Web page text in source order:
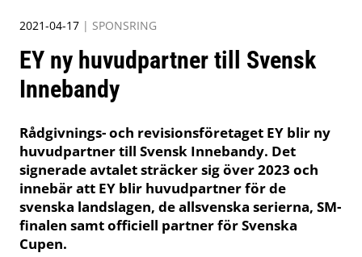
2021-04-17 | SPONSRING
EY ny huvudpartner till Svensk
Innebandy
Rådgivnings- och revisionsföretaget EY blir ny
huvudpartner till Svensk Innebandy. Det
signerade avtalet sträcker sig över 2023 och
innebär att EY blir huvudpartner för de
svenska landslagen, de allsvenska serierna, SM-
finalen samt officiell partner för Svenska
Cupen.